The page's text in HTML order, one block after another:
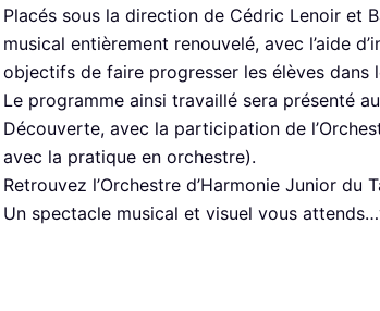
Placés sous la direction de Cédric Lenoir et
musical entièrement renouvelé, avec l’aide
objectifs de faire progresser les élèves dans
Le programme ainsi travaillé sera présenté
Découverte, avec la participation de
avec la pratique en orchestre).
Retrouvez l’Orchestre d’Harmonie Junior
Un spectacle musical et visuel vous